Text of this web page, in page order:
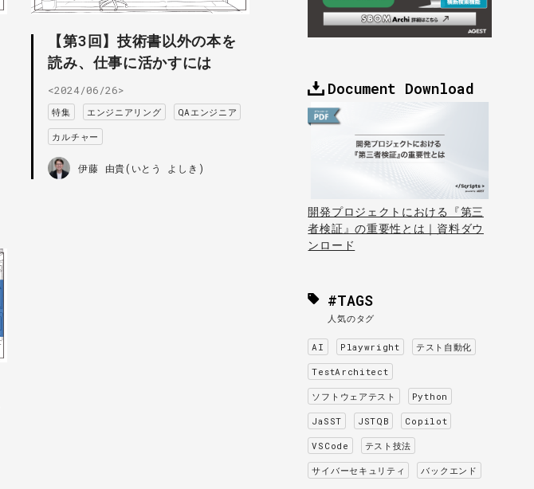
【第3回】技術書以外の本を
読み、仕事に活かすには
<2024/06/26>
特集 エンジニアリング QAエンジニア
カルチャー
伊藤 由貴(いとう よしき)
Document Download
開発プロジェクトにおける『第三
者検証』の重要性とは｜資料ダウ
ンロード
#TAGS
人気のタグ
AI Playwright テスト自動化
TestArchitect
ソフトウェアテスト Python
JaSST JSTQB Copilot
VSCode テスト技法
サイバーセキュリティ バックエンド